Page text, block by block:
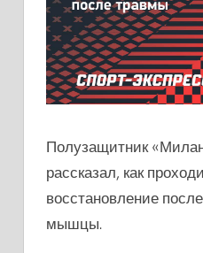
Полузащитник
рассказал, как
восстановление
мышцы.